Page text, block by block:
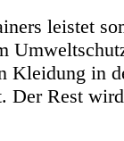
leistet
Kleidung in
Der Rest